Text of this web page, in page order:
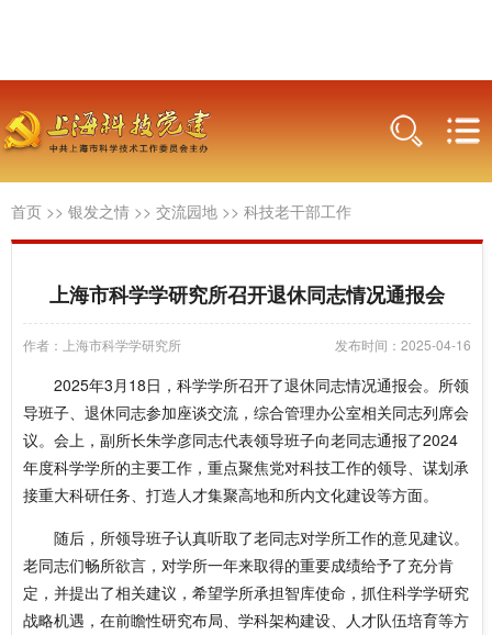
首页 >> 银发之情 >> 交流园地 >> 科技老干部工作
上海市科学学研究所召开退休同志情况通报会
作者：上海市科学学研究所 发布时间：2025-04-16
2025年3月18日，科学学所召开了退休同志情况通报会。所领
导班子、退休同志参加座谈交流，综合管理办公室相关同志列席会
议。会上，副所长朱学彦同志代表领导班子向老同志通报了2024
年度科学学所的主要工作，重点聚焦党对科技工作的领导、谋划承
接重大科研任务、打造人才集聚高地和所内文化建设等方面。
随后，所领导班子认真听取了老同志对学所工作的意见建议。
老同志们畅所欲言，对学所一年来取得的重要成绩给予了充分肯
定，并提出了相关建议，希望学所承担智库使命，抓住科学学研究
战略机遇，在前瞻性研究布局、学科架构建设、人才队伍培育等方